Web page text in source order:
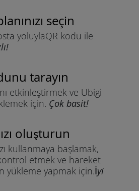
seçin
yoluylaQR kodu ile
tarayın
etkinleştirmek ve Ubigi
için. Çok basit!
oluşturun
kullanmaya başlamak,
etmek ve hareket
yükleme yapmak için.İyi